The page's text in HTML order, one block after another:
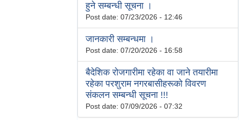
हुने सम्बन्धी सूचना ।
Post date: 07/23/2026 - 12:46
जानकारी सम्बन्धमा ।
Post date: 07/20/2026 - 16:58
बैदेशिक रोजगारीमा रहेका वा जाने तयारीमा
रहेका परशुराम नगरबासीहरूको विवरण
संकलन सम्बन्धी सूचना !!!
Post date: 07/09/2026 - 07:32